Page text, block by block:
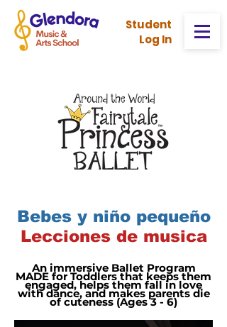
Student
Log In
Bebes y niño pequeño
Lecciones de musica
An immersive Ballet Program
MADE for Toddlers that keeps them
engaged, helps them fall in love
with dance, and makes parents die
of cuteness (Ages 3 - 6)